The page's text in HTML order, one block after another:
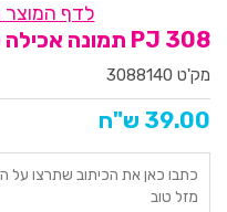
לדף המוצר
308 PJ תמונה אכילה כח
מק'ט 3088140
39.00 ש"ח